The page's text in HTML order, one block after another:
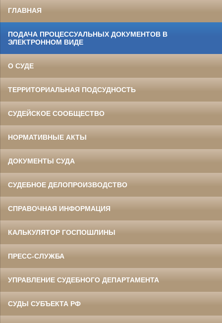
ГЛАВНАЯ
ПОДАЧА ПРОЦЕССУАЛЬНЫХ ДОКУМЕНТОВ В
ЭЛЕКТРОННОМ ВИДЕ
О СУДЕ
ТЕРРИТОРИАЛЬНАЯ ПОДСУДНОСТЬ
СУДЕЙСКОЕ СООБЩЕСТВО
НОРМАТИВНЫЕ АКТЫ
ДОКУМЕНТЫ СУДА
СУДЕБНОЕ ДЕЛОПРОИЗВОДСТВО
СПРАВОЧНАЯ ИНФОРМАЦИЯ
КАЛЬКУЛЯТОР ГОСПОШЛИНЫ
ПРЕСС-СЛУЖБА
УПРАВЛЕНИЕ СУДЕБНОГО ДЕПАРТАМЕНТА
СУДЫ СУБЪЕКТА РФ